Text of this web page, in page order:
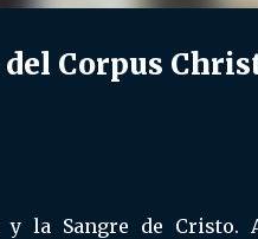
del Corpus
la Sangre de Cristo.